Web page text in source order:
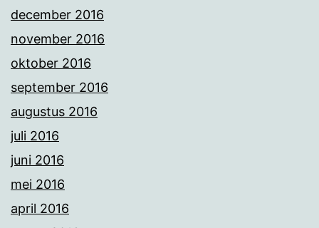
december 2016
november 2016
oktober 2016
september 2016
augustus 2016
juli 2016
juni 2016
mei 2016
april 2016